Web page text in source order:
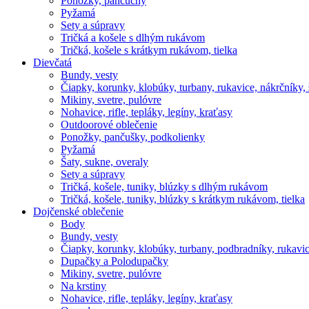
Pyžamá
Sety a súpravy
Tričká a košele s dlhým rukávom
Tričká, košele s krátkym rukávom, tielka
Dievčatá
Bundy, vesty
Čiapky, korunky, klobúky, turbany, rukavice, nákrčníky,
Mikiny, svetre, pulóvre
Nohavice, rifle, tepláky, legíny, kraťasy
Outdoorové oblečenie
Ponožky, pančušky, podkolienky
Pyžamá
Šaty, sukne, overaly
Sety a súpravy
Tričká, košele, tuniky, blúzky s dlhým rukávom
Tričká, košele, tuniky, blúzky s krátkym rukávom, tielka
Dojčenské oblečenie
Body
Bundy, vesty
Čiapky, korunky, klobúky, turbany, podbradníky,
Dupačky a Polodupačky
Mikiny, svetre, pulóvre
Na krstiny
Nohavice, rifle, tepláky, legíny, kraťasy